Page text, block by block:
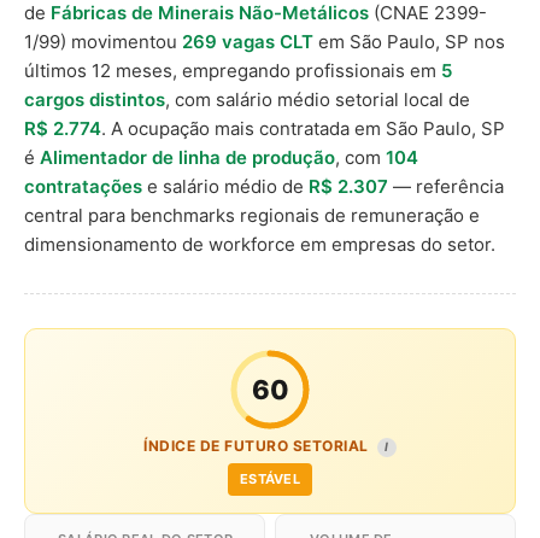
de Fábricas de Minerais Não-Metálicos (CNAE 2399-
1/99) movimentou 269 vagas CLT em São Paulo, SP nos
últimos 12 meses, empregando profissionais em 5
cargos distintos, com salário médio setorial local de
R$ 2.774. A ocupação mais contratada em São Paulo, SP
é Alimentador de linha de produção, com 104
contratações e salário médio de R$ 2.307 — referência
central para benchmarks regionais de remuneração e
dimensionamento de workforce em empresas do setor.
60
ÍNDICE DE FUTURO SETORIAL I
ESTÁVEL